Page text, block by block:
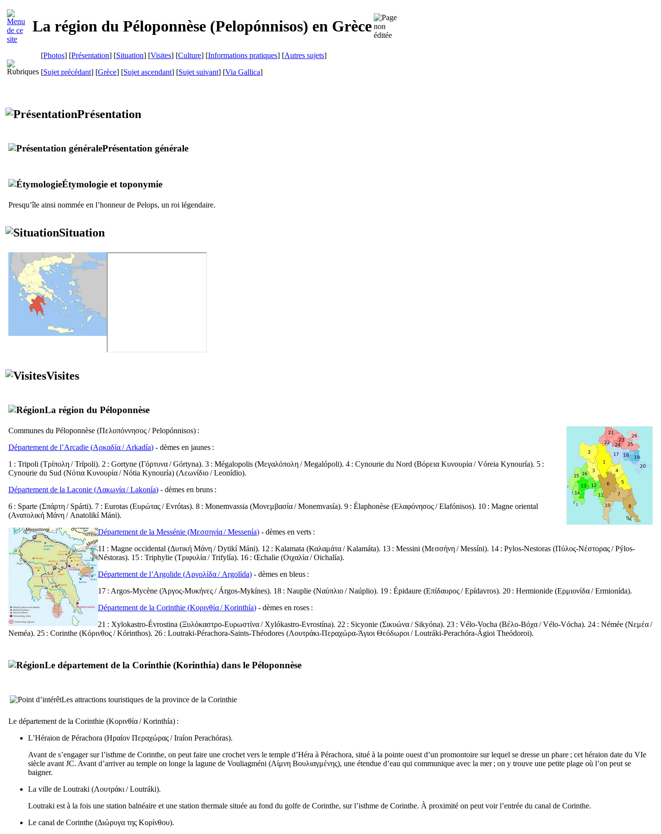
La région du Péloponnèse (Pelopónnisos) en Grèce
[Photos] [Présentation] [Situation] [Visites] [Culture] [Informations pratiques] [Autres sujets]
[Sujet précédant] [Grèce] [Sujet ascendant] [Sujet suivant] [Via Gallica]
Présentation
Présentation générale
Étymologie et toponymie
Presqu’île ainsi nommée en l’honneur de Pelops, un roi légendaire.
Situation
Visites
La région du Péloponnèse
Communes du Péloponnèse (Πελοπόννησος/Pelopónnisos) :
Département de l’Arcadie (Αρκαδία/ Arkadía) - dèmes en jaunes :
1 : Tripoli (Τρίπολη/Trípoli). 2 : Gortyne (Γόρτυνα/Górtyna). 3 : Mégalopolis (Μεγαλόπολη/Megalópoli). 4 : Cynourie du Nord (Βόρεια Κυνουρία/Vóreia Kynouría). 5 :
Cynourie du Sud (Νότια Κυνουρία/Nótia Kynouría) (Λεωνίδιο/Leonídio).
Département de la Laconie (Λακωνία/Lakonía) - dèmes en bruns :
6 : Sparte (Σπάρτη/ Spárti). 7 : Eurotas (Ευρώτας/Evrótas). 8 : Monemvassia (Μονεμβασία/Monemvasía). 9 : Élaphonèse (Ελαφόνησος/Elafónisos). 10 : Magne oriental
(Ανατολική Μάνη/ Anatolikí Máni).
Département de la Messénie (Μεσσηνία/Messenía) - dèmes en verts :
11 : Magne occidental (Δυτική Μάνη/Dytikí Máni). 12 : Kalamata (Καλαμάτα/Kalamáta). 13 : Messini (Μεσσήνη/Messíni). 14 : Pylos-Nestoras (Πύλος-Νέστορας/Pýlos-
Néstoras). 15 : Triphylie (Τριφυλία/Trifylía). 16 : Œchalie (Οιχαλία/Oichalía).
Département de l’Argolide (Αργολίδα/ Argolída) - dèmes en bleus :
17 : Argos-Mycène (Άργος-Μυκήνες/ Árgos-Mykínes). 18 : Nauplie (Ναύπλιο/Naúplio). 19 : Épidaure (Επίδαυρος/Epídavros). 20 : Hermionide (Ερμιονίδα/Ermionída).
Département de la Corinthie (Κορινθία/Korinthía) - dèmes en roses :
21 : Xylokastro-Évrostina (Ξυλόκαστρο-Ευρωστίνα/ Xylókastro-Evrostína). 22 : Sicyonie (Σικυώνα/ Sikyóna). 23 : Vélo-Vocha (Βέλο-Βόχα/Vélo-Vócha). 24 : Némée (Νεμέα/
Neméa). 25 : Corinthe (Κόρινθος/Kórinthos). 26 : Loutraki-Pérachora-Saints-Théodores (Λουτράκι-Περαχώρα-Άγιοι Θεόδωροι /Loutráki-Perachóra-Ágioi Theódoroi).
Le département de la Corinthie (Korinthía) dans le Péloponnèse
Les attractions touristiques de la province de la Corinthie
Le département de la Corinthie (Κορινθία/Korinthía) :
L’Héraion de Pérachora (Ηραίον Περαχώρας/Iraíon Perachóras).
Avant de s’engager sur l’isthme de Corinthe, on peut faire une crochet vers le temple d’Héra à Pérachora, situé à la pointe ouest d’un promontoire sur lequel se dresse un phare ; cet héraion date du VIe
siècle avant JC. Avant d’arriver au temple on longe la lagune de Vouliagméni (Λίμνη Βουλιαγμένης), une étendue d’eau qui communique avec la mer ; on y trouve une petite plage où l’on peut se
baigner.
La ville de Loutraki (Λουτράκι /Loutráki).
Loutraki est à la fois une station balnéaire et une station thermale située au fond du golfe de Corinthe, sur l’isthme de Corinthe. À proximité on peut voir l’entrée du canal de Corinthe.
Le canal de Corinthe (Διώρυγα της Κορίνθου).